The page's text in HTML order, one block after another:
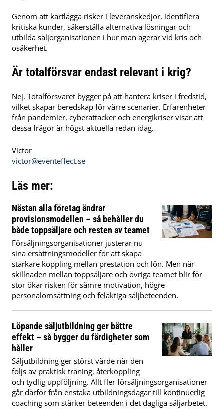
Genom att kartlägga risker i leveranskedjor, identifiera
kritiska kunder, säkerställa alternativa lösningar och
utbilda säljorganisationen i hur man agerar vid kris och
osäkerhet.
Är totalförsvar endast relevant i krig?
Nej. Totalförsvaret bygger på att hantera kriser i fredstid,
vilket skapar beredskap för värre scenarier. Erfarenheter
från pandemier, cyberattacker och energikriser visar att
dessa frågor är högst aktuella redan idag.
Victor
victor@eventeffect.se
Läs mer:
Nästan alla företag ändrar
provisionsmodellen – så behåller du
både toppsäljare och resten av teamet
Försäljningsorganisationer justerar nu
sina ersättningsmodeller för att skapa
starkare koppling mellan prestation och lön. Men när
skillnaden mellan toppsäljare och övriga teamet blir för
stor ökar risken för sämre motivation, högre
personalomsättning och felaktiga säljbeteenden.
Löpande säljutbildning ger bättre
effekt – så bygger du färdigheter som
håller
Säljutbildning ger störst värde när den
följs av praktisk träning, återkoppling
och tydlig uppföljning. Allt fler försäljningsorganisationer
går därför från enstaka utbildningsdagar till kontinuerlig
coaching som stärker beteenden i det dagliga säljarbetet.